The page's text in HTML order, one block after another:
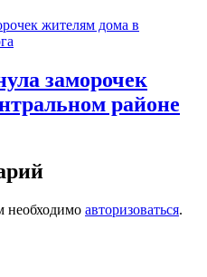
заморочек
районе
необходимо авторизоваться.